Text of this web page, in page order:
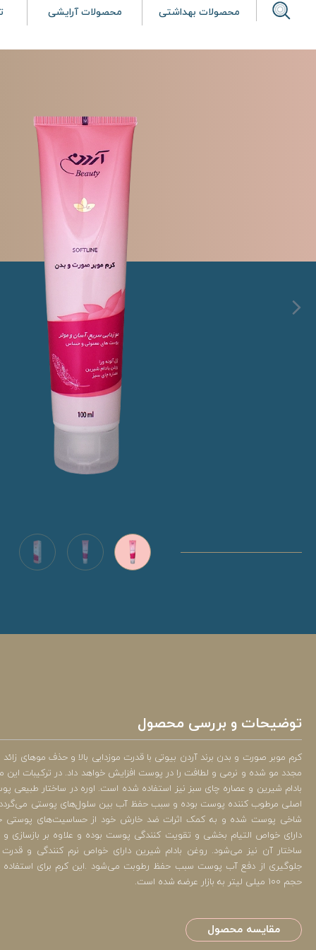
محصولات بهداشتی محصولات آرایشی
توضیحات و بررسی محصول
کرم موبر صورت و بدن برند آردن بیوتی با قدرت موزدایی بالا و حذف موهای
مجدد مو شده و نرمی و لطافت را در پوست افزایش خواهد داد. در ترکیبات این
بادام شیرین و عصاره چای سبز نیز استفاده شده است. اوره در ساختار طبیعی
اصلی مرطوب کننده پوست بوده و سبب حفظ آب بین سلول‌های پوستی
شاخی پوست شده و به کمک اثرات ضد خارش خود از حساسیت‌های پوستی
دارای خواص التیام بخشی و تقویت کنندگی پوست بوده و علاوه بر
ساختار آن نیز می‌شود. روغن بادام شیرین دارای خواص نرم کنندگی و
جلوگیری از دفع آب پوست سبب حفظ رطوبت می‌شود .این کرم برای استفاده
حجم 100 میلی لیتر به بازار عرضه شده است.
مقایسه محصول